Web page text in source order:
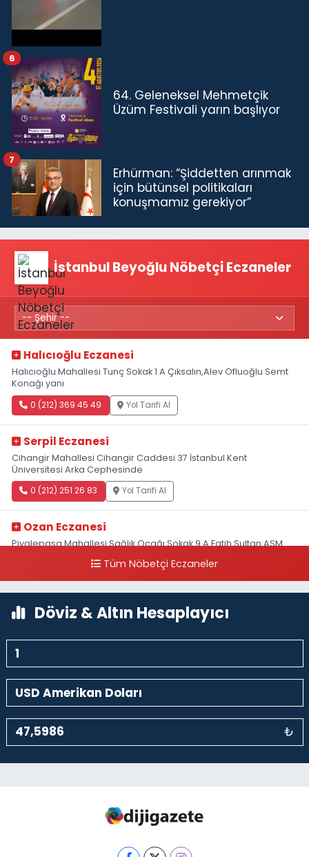
64. Geleneksel Mehmetçik
Üzüm Festivali yarın başlıyor
6
Erhürman: “Şiddetten arınmak
için bütünsel politikaları
konuşmamız gerekiyor”
7
İstanbul Beyoğlu Nöbetçi Eczaneler
Halıcıoğlu Eczanesi
Halıcıoğlu Mahallesi Tunç Sokak 1 A Çıksalın,Alev Ofluoğlu Semt
Konağı yanı
0 (212) 369 45 49 Yol Tarifi Al
Serpil Eczanesi
Cihangir Mahallesi Cihangir Caddesi 37 İstanbul Kent
Üniversitesi Arka Cephesinde
0 (212) 251 26 83 Yol Tarifi Al
Ozan Eczanesi
Piyalepaşa Mahallesi Sağlık Ocağı Sokak 9 A Fatih Sultan ASM
Tüm Nöbetçi Eczaneler
Döviz & Altın Hesaplayıcı
₺